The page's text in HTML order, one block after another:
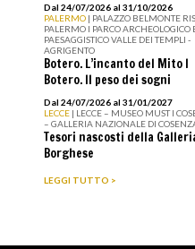
Dal 24/07/2026 al 31/10/2026
PALERMO | PALAZZO BELMONTE
PALERMO I PARCO ARCHEOLOGICO
PAESAGGISTICO VALLE DEI TEMPLI -
AGRIGENTO
Botero. L’incanto del Mito I
Botero. Il peso dei sogni
Dal 24/07/2026 al 31/01/2027
LECCE | LECCE – MUSEO MUST I
– GALLERIA NAZIONALE DI
Tesori nascosti della
Borghese
LEGGI TUTTO >